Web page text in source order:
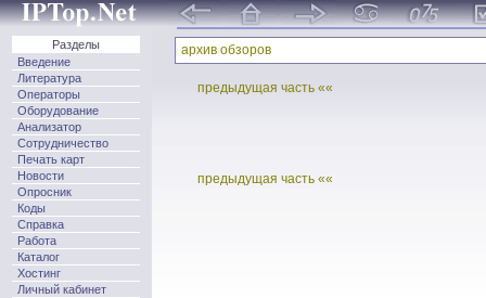
Разделы
Введение
Литература
Операторы
Оборудование
Анализатор
Сотрудничество
Печать карт
Новости
Опросник
Коды
Справка
Работа
Каталог
Хостинг
Личный кабинет
архив обзоров
предыдущая часть ««
предыдущая часть ««